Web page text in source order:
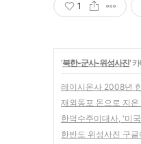
1
'북한-군사-위성사진'
레이시온사 2008년
재외동포 돈으로 지
한덕수주미대사, '미
한반도 위성사진 구